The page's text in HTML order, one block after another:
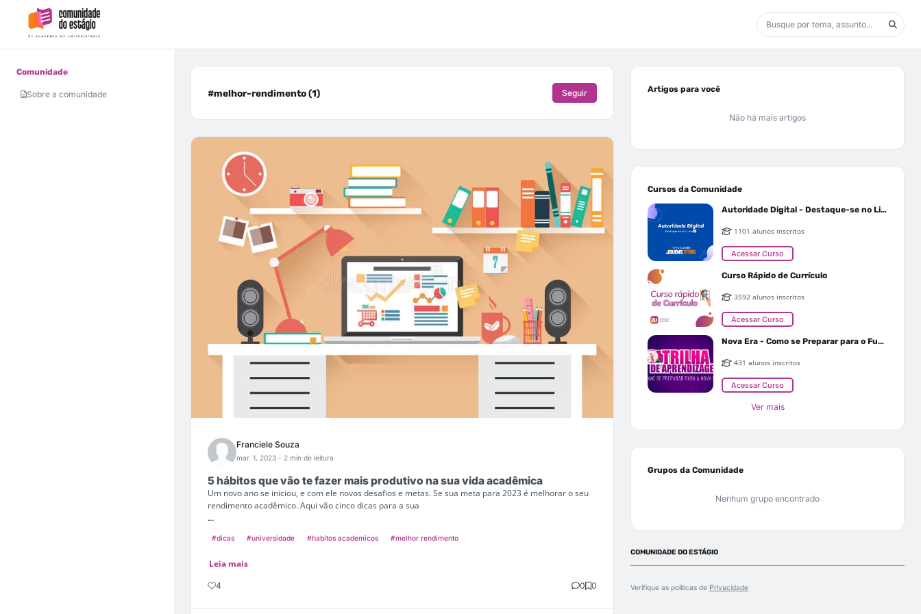
Comunidade
Sobre a comunidade #melhor-rendimento (1) Seguir
Franciele Souza
mar. 1, 2023 - 2 min de leitura
5 hábitos que vão te fazer mais produtivo na sua vida acadêmica
Um novo ano se iniciou, e com ele novos desafios e metas. Se sua meta para 2023 é melhorar o seu
rendimento acadêmico. Aqui vão cinco dicas para a sua
...
#dicas #universidade #habitos academicos #melhor rendimento
Leia mais
4 0 0
Artigos para você
Não há mais artigos
Cursos da Comunidade
Autoridade Digital - Destaque-se no Linkedin
1101 alunos inscritos
Acessar Curso
Curso Rápido de Currículo
3592 alunos inscritos
Acessar Curso
Nova Era - Como se Preparar para o Futuro
431 alunos inscritos
Acessar Curso
Ver mais
Grupos da Comunidade
Nenhum grupo encontrado
COMUNIDADE DO ESTÁGIO
Verifique as políticas de Privacidade